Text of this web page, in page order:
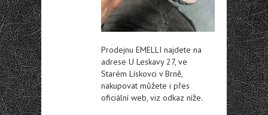
Prodejnu EMELLI najdete na
adrese U Leskavy 27, ve
Starém Lískovci v Brně,
nakupovat můžete i přes
oficiální web, viz odkaz níže.